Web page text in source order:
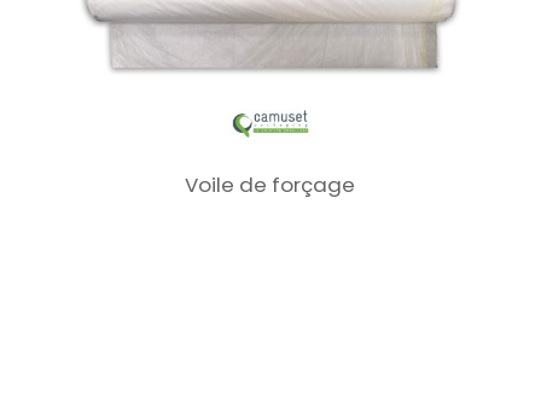
Voile de forçage